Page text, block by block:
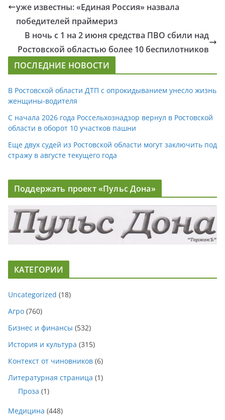
уже известны: «Единая Россия» назвала
победителей праймериз
В ночь с 1 на 2 июня средства ПВО сбили над
Ростовской областью более 10 беспилотников
ПОСЛЕДНИЕ НОВОСТИ
В Ростовской области ДТП с опрокидыванием унесло жизнь
женщины-водителя
С начала 2026 года Россельхознадзор вернул в Ростовской
области в оборот 10 участков пашни
Еще двух судей из Ростовской области могут заключить под
стражу в августе текущего года
Поддержать проект «Пульс Дона»
КАТЕГОРИИ
Uncategorized (18)
Агро (760)
Бизнес и финансы (532)
История и культура (315)
Контекст от чиновников (6)
Литературная страница (1)
Проза (1)
Медицина (448)